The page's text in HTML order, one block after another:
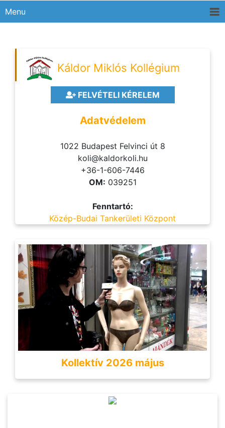
Menu
Káldor Miklós Kollégium
FELVÉTELI KÉRELEM
Adatvédelem
1022 Budapest Felvinci út 8
koli@kaldorkoli.hu
+36-1-606-7446
OM: 039251
Fenntartó:
Közép-Budai Tankerületi Központ
Kollektív 2026 május